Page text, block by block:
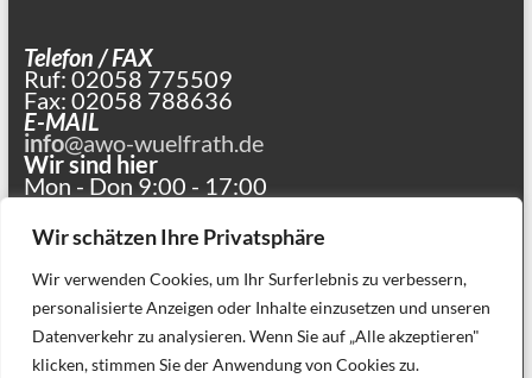
Wir schätzen Ihre Privatsphäre
Wir verwenden Cookies, um Ihr Surferlebnis zu verbessern,
personalisierte Anzeigen oder Inhalte einzusetzen und unseren
Datenverkehr zu analysieren. Wenn Sie auf „Alle akzeptieren"
klicken, stimmen Sie der Anwendung von Cookies zu.
Telefon / FAX
Ruf: 02058 775509
Fax: 02058 788636
E-MAIL
info@awo-wuelfrath.de
Wir sind hier
Mon - Don 9:00 - 17:00
und nach Vereinbarung